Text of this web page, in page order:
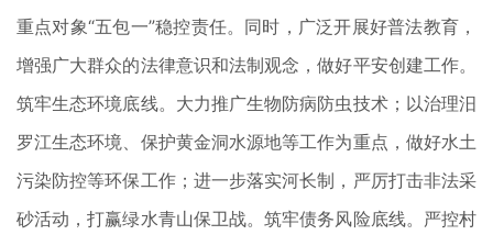
重点对象“五包一”稳控责任。同时，广泛开展好普法教育，
增强广大群众的法律意识和法制观念，做好平安创建工作。
筑牢生态环境底线。大力推广生物防病防虫技术；以治理汨
罗江生态环境、保护黄金洞水源地等工作为重点，做好水土
污染防控等环保工作；进一步落实河长制，严厉打击非法采
砂活动，打赢绿水青山保卫战。筑牢债务风险底线。严控村